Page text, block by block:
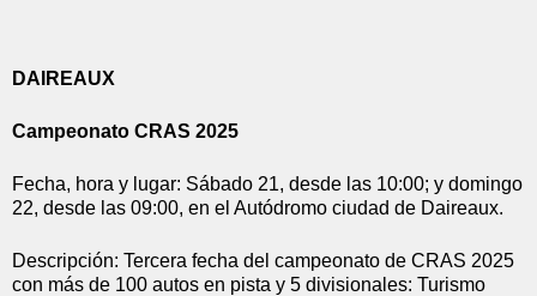
DAIREAUX
Campeonato CRAS 2025
Fecha, hora y lugar: Sábado 21, desde las 10:00; y domingo
22, desde las 09:00, en el Autódromo ciudad de Daireaux.
Descripción: Tercera fecha del campeonato de CRAS 2025
con más de 100 autos en pista y 5 divisionales: Turismo